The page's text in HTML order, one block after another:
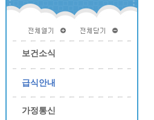
보건소식
급식안내
가정통신